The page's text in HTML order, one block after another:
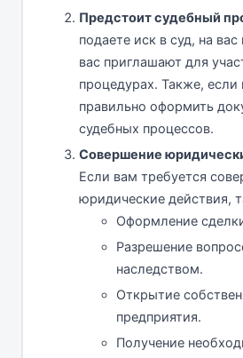
Предстоит судебный
подаете иск в суд, на
вас приглашают для
процедурах. Также,
правильно оформить
судебных процессов.
Совершение
Если вам требуется
юридические действия,
Оформление
Разрешение
наследством.
Открытие
предприятия.
Получение